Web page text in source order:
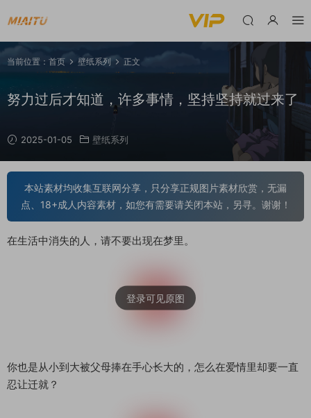
当前位置： 首页 壁纸系列 正文
努力过后才知道，许多事情，坚持坚持就过来了
2025-01-05 壁纸系列
本站素材均收集互联网分享，只分享正规图片素材欣赏，无漏
点、18+成人内容素材，如您有需要请关闭本站，另寻。谢谢！
在生活中消失的人，请不要出现在梦里。
你也是从小到大被父母捧在手心长大的，怎么在爱情里却要一直
忍让迁就？